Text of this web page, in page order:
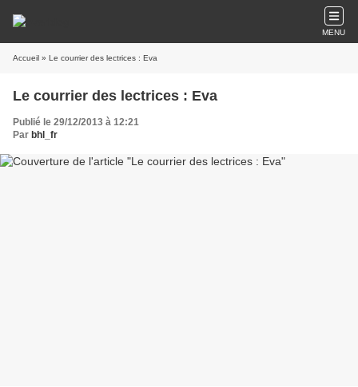
MENU
Accueil » Le courrier des lectrices : Eva
Le courrier des lectrices : Eva
Publié le 29/12/2013 à 12:21
Par bhl_fr